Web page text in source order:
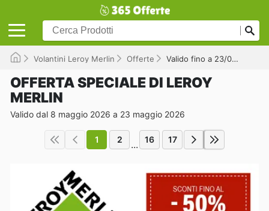
Volantini Leroy Merlin Offerte Valido fino a 23/05/2026
OFFERTA SPECIALE DI LEROY
MERLIN
Valido dal 8 maggio 2026 a 23 maggio 2026
1 2 ... 16 17